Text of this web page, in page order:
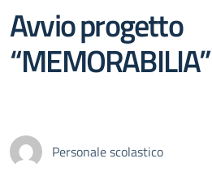
Avvio progetto
“MEMORABILIA”
Personale scolastico